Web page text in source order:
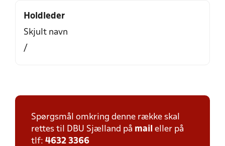
Holdleder
Skjult navn
/
Spørgsmål omkring denne række skal
rettes til DBU Sjælland på mail eller på
tlf: 4632 3366